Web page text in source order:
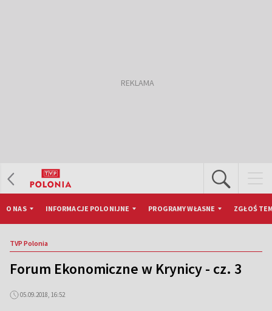
O NAS INFORMACJE POLONIJNE PROGRAMY WŁASNE ZGŁOŚ
TVP Polonia
Forum Ekonomiczne w Krynicy - cz. 3
05.09.2018, 16:52